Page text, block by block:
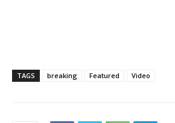
TAGS breaking Featured Video